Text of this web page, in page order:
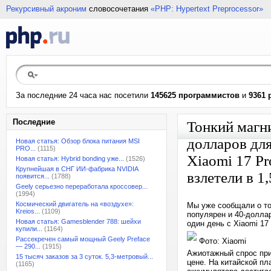
Рекурсивный акроним словосочетания «PHP: Hypertext Preprocessor»
За последние 24 часа нас посетили 145625 программистов и 9361
Последние
Новая статья: Обзор блока питания MSI
PRO...
(1115)
Новая статья: Hybrid bonding уже...
(1526)
Крупнейшая в СНГ ИИ-фабрика NVIDIA
появится...
(1788)
Geely серьезно переработала кроссовер...
(1994)
Космический двигатель на «воздухе»:
Kreios...
(1109)
Новая статья: Gamesblender 788: шейхи
купили...
(1164)
Рассекречен самый мощный Geely Preface
— 290...
(1915)
15 тысяч заказов за 3 суток. 5,3-метровый...
(1165)
Тонкий
долларов
Xiaomi 17
взлетели в
Мы уже сообщали о
популярен и 40-
один день с Xiaomi 17
Фото: Xiaomi
Ажиотажный спрос
цене. На китайской